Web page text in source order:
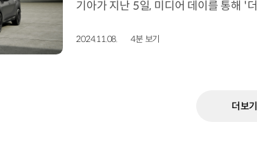
2024.11.08. 4분 보기
더보기